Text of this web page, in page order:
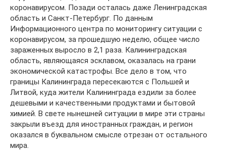
коронавирусом. Позади осталась даже Ленинградская
область и Санкт-Петербург. По данным
Информационного центра по мониторингу ситуации с
коронавирусом, за прошедшую неделю, общее число
зараженных выросло в 2,1 раза. Калининградская
область, являющаяся эсклавом, оказалась на грани
экономической катастрофы. Все дело в том, что
границы Калининграда пересекаются с Польшей и
Литвой, куда жители Калининграда ездили за более
дешевыми и качественными продуктами и бытовой
химией. В свете нынешней ситуации в мире эти страны
закрыли въезд для иностранных граждан, и регион
оказался в буквальном смысле отрезан от остального
мира.